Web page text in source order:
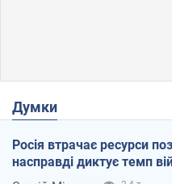
Думки
Росія втрачає ресурси
насправді диктує темп